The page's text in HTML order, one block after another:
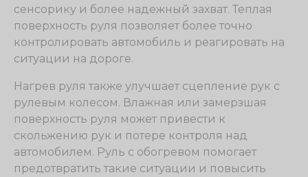
сенсорику и более надежный захват. Теплая
поверхность руля позволяет более точно
контролировать автомобиль и реагировать на
ситуации на дороге.
Нагрев руля также улучшает сцепление рук с
рулевым колесом. Влажная или замерзшая
поверхность руля может привести к
скольжению рук и потере контроля над
автомобилем. Руль с обогревом помогает
предотвратить такие ситуации и повысить